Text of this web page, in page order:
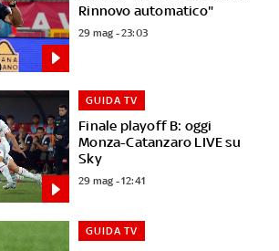
Rinnovo automatico"
29 mag - 23:03
Finale playoff B: oggi
Monza-Catanzaro LIVE su
Sky
GUIDA TV
29 mag - 12:41
GUIDA TV